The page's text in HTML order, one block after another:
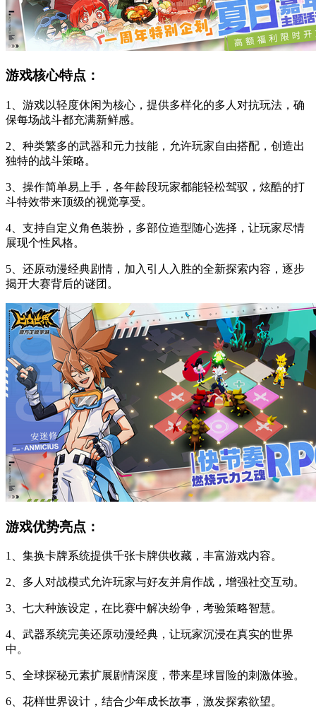
游戏核心特点：
1、游戏以轻度休闲为核心，提供多样化的多人对抗玩法，确
保每场战斗都充满新鲜感。
2、种类繁多的武器和元力技能，允许玩家自由搭配，创造出
独特的战斗策略。
3、操作简单易上手，各年龄段玩家都能轻松驾驭，炫酷的打
斗特效带来顶级的视觉享受。
4、支持自定义角色装扮，多部位造型随心选择，让玩家尽情
展现个性风格。
5、还原动漫经典剧情，加入引人入胜的全新探索内容，逐步
揭开大赛背后的谜团。
游戏优势亮点：
1、集换卡牌系统提供千张卡牌供收藏，丰富游戏内容。
2、多人对战模式允许玩家与好友并肩作战，增强社交互动。
3、七大种族设定，在比赛中解决纷争，考验策略智慧。
4、武器系统完美还原动漫经典，让玩家沉浸在真实的世界
中。
5、全球探秘元素扩展剧情深度，带来星球冒险的刺激体验。
6、花样世界设计，结合少年成长故事，激发探索欲望。